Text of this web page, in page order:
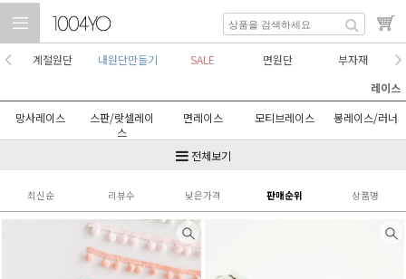
계절원단 내원단만들기 SALE 면원단
부자재
레이스
망사레이스
스판/랏셀레이
스
면레이스 모티브레이스 봉레이스/러너
셔링레이스
전체보기
최신순 리뷰수 낮은가격 판매순위 상품명